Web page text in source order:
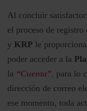
Al concluir
el proceso de registro
y KRP le
poder acceder a la
la “Cuenta”, para lo
dirección de correo
ese momento, toda